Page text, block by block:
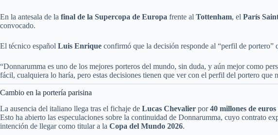
En la antesala de la final de la Supercopa de Europa frente al Tottenham, el París
convocado.
El técnico español Luis Enrique confirmó que la decisión responde al “perfil de portero”
“Donnarumma es uno de los mejores porteros del mundo, sin duda, y aún mejor como
fácil, cualquiera lo haría, pero estas decisiones tienen que ver con el perfil del portero que
Cambio en la portería parisina
La ausencia del italiano llega tras el fichaje de Lucas Chevalier por40 millones de
Esto ha abierto las especulaciones sobre la continuidad de Donnarumma, cuyo contrato
intención de llegar como titular a la Copa del Mundo 2026.